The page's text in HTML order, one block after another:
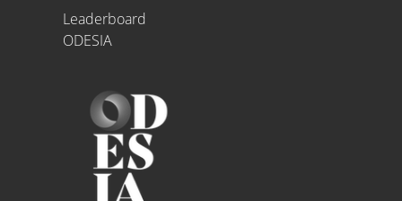
Leaderboard
ODESIA